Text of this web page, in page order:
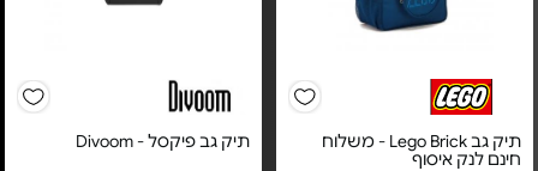
תיק גב Lego Brick - משלוח
חינם לנק איסוף
תיק גב פיקסל - Divoom